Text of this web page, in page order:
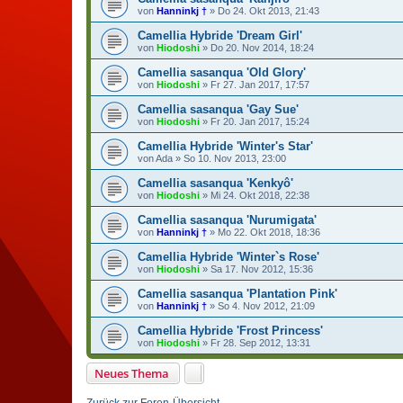
von Hanninkj † » Do 24. Okt 2013, 21:43
Camellia Hybride 'Dream Girl'
von Hiodoshi » Do 20. Nov 2014, 18:24
Camellia sasanqua 'Old Glory'
von Hiodoshi » Fr 27. Jan 2017, 17:57
Camellia sasanqua 'Gay Sue'
von Hiodoshi » Fr 20. Jan 2017, 15:24
Camellia Hybride 'Winter's Star'
vonAda » So 10. Nov 2013, 23:00
Camellia sasanqua 'Kenkyô'
von Hiodoshi » Mi 24. Okt 2018, 22:38
Camellia sasanqua 'Nurumigata'
von Hanninkj † » Mo 22. Okt 2018, 18:36
Camellia Hybride 'Winter`s Rose'
von Hiodoshi » Sa 17. Nov 2012, 15:36
Camellia sasanqua 'Plantation Pink'
von Hanninkj † » So 4. Nov 2012, 21:09
Camellia Hybride 'Frost Princess'
von Hiodoshi » Fr 28. Sep 2012, 13:31
Neues Thema